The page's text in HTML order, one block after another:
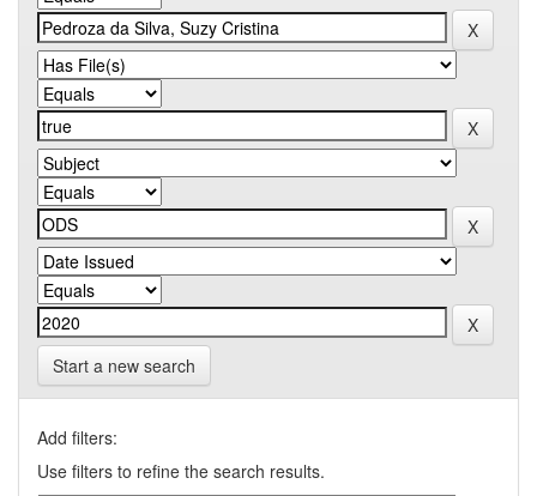
Start a new search
Add filters:
Use filters to refine the search results.